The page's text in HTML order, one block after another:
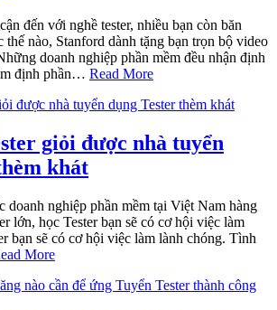
đến với nghề tester, nhiều bạn còn băn
thế nào, Stanford dành tặng bạn trọn bộ video
doanh nghiệp phần mềm đều nhận định
định phần… Read More
giỏi được nhà tuyển
khát
doanh nghiệp phần mềm tại Việt Nam hàng
lớn, học Tester bạn sẽ có cơ hội việc làm
bạn sẽ có cơ hội việc làm lành chóng. Tình
More